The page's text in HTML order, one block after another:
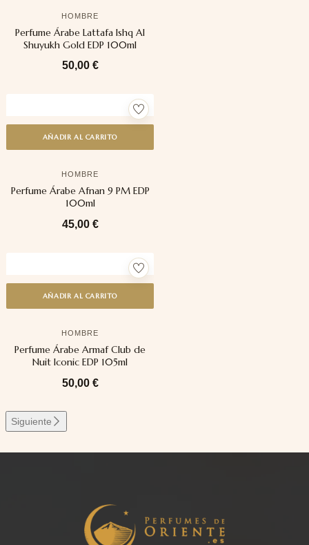
HOMBRE
Perfume Árabe Lattafa Ishq Al
Shuyukh Gold EDP 100ml
50,00 €
AÑADIR AL CARRITO
HOMBRE
Perfume Árabe Afnan 9 PM EDP
100ml
45,00 €
AÑADIR AL CARRITO
HOMBRE
Perfume Árabe Armaf Club de
Nuit Iconic EDP 105ml
50,00 €
Siguiente